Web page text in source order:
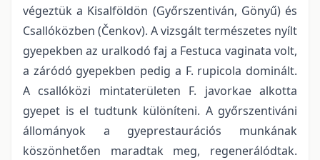
végeztük a Kisalföldön (Győrszentiván, Gönyű) és
Csallóközben (Čenkov). A vizsgált természetes nyílt
gyepekben az uralkodó faj a Festuca vaginata volt,
a záródó gyepekben pedig a F. rupicola dominált.
A csallóközi mintaterületen F. javorkae alkotta
gyepet is el tudtunk különíteni. A győrszentiváni
állományok a gyeprestaurációs munkának
köszönhetően maradtak meg, regenerálódtak.